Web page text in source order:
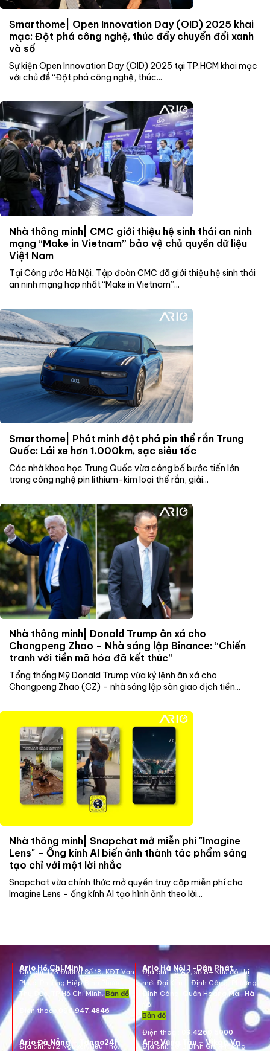
Smarthome| Open Innovation Day (OID) 2025 khai
mạc: Đột phá công nghệ, thúc đẩy chuyển đổi xanh
và số
Sự kiện Open Innovation Day (OID) 2025 tại TP.HCM khai mạc
với chủ đề “Đột phá công nghệ, thúc...
Nhà thông minh| CMC giới thiệu hệ sinh thái an ninh
mạng “Make in Vietnam” bảo vệ chủ quyền dữ liệu
Việt Nam
Tại Công ước Hà Nội, Tập đoàn CMC đã giới thiệu hệ sinh thái
an ninh mạng hợp nhất “Make in Vietnam”...
Smarthome| Phát minh đột phá pin thể rắn Trung
Quốc: Lái xe hơn 1.000km, sạc siêu tốc
Các nhà khoa học Trung Quốc vừa công bố bước tiến lớn
trong công nghệ pin lithium-kim loại thể rắn, giải...
Nhà thông minh| Donald Trump ân xá cho
Changpeng Zhao – Nhà sáng lập Binance: “Chiến
tranh với tiền mã hóa đã kết thúc”
Tổng thống Mỹ Donald Trump vừa ký lệnh ân xá cho
Changpeng Zhao (CZ) – nhà sáng lập sàn giao dịch tiền...
Nhà thông minh| Snapchat mở miễn phí "Imagine
Lens" – Ống kính AI biến ảnh thành tác phẩm sáng
tạo chỉ với một lời nhắc
Snapchat vừa chính thức mở quyền truy cập miễn phí cho
Imagine Lens – ống kính AI tạo hình ảnh theo lời...
Ario Hồ Chí Minh
Địa chỉ:123 Đường Số 18, KĐT Vạn
Phúc, Phường Hiệp Bình Phước,
Thủ Đức, TP Hồ Chí Minh.Bản đồ
Điện thoại:
096.947.4846
Ario Hà Nội 1 -Dân Phát
Địa chỉ:Lô A2, số 84 Khu đô thị
mới Đại Kim – Định Công, Phường
Định Công, Quận Hoàng Mai, Hà
Nội.
Bản đồ
Điện thoại:
09.4260.5000
Ario Đà Nẵng – Tango24h
Địa chỉ: 572 Nguyễn Hữu Thọ,
Ario Vũng Tàu – Vikgo.Vn
Địa chỉ:661B Bình Giã, Phường